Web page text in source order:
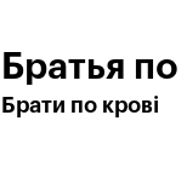
Братья
Брати по крові